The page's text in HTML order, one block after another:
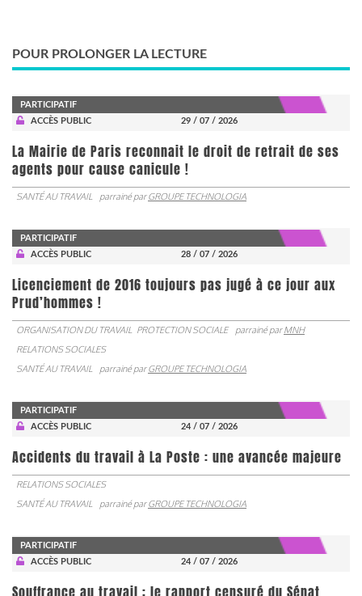
POUR PROLONGER LA LECTURE
PARTICIPATIF
ACCÈS PUBLIC
29 / 07 / 2026
La Mairie de Paris reconnait le droit de retrait de ses
agents pour cause canicule !
SANTÉ AU TRAVAIL parrainé parGROUPE TECHNOLOGIA
PARTICIPATIF
ACCÈS PUBLIC
28 / 07 / 2026
Licenciement de 2016 toujours pas jugé à ce jour aux
Prud’hommes !
ORGANISATION DU TRAVAIL PROTECTION SOCIALE parrainé parMNH
RELATIONS SOCIALES
SANTÉ AU TRAVAIL
parrainé parGROUPE TECHNOLOGIA
PARTICIPATIF
ACCÈS PUBLIC
24 / 07 / 2026
Accidents du travail à La Poste : une avancée majeure
RELATIONS SOCIALES
SANTÉ AU TRAVAIL
parrainé parGROUPE TECHNOLOGIA
PARTICIPATIF
ACCÈS PUBLIC
24 / 07 / 2026
Souffrance au travail : le rapport censuré du Sénat